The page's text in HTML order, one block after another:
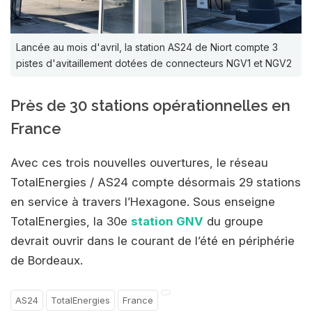
Lancée au mois d'avril, la station AS24 de Niort compte 3
pistes d'avitaillement dotées de connecteurs NGV1 et NGV2
Près de 30 stations opérationnelles en
France
Avec ces trois nouvelles ouvertures, le réseau
TotalEnergies / AS24 compte désormais 29 stations
en service à travers l’Hexagone. Sous enseigne
TotalEnergies, la 30e station GNV du groupe
devrait ouvrir dans le courant de l’été en périphérie
de Bordeaux.
AS24 TotalEnergies France